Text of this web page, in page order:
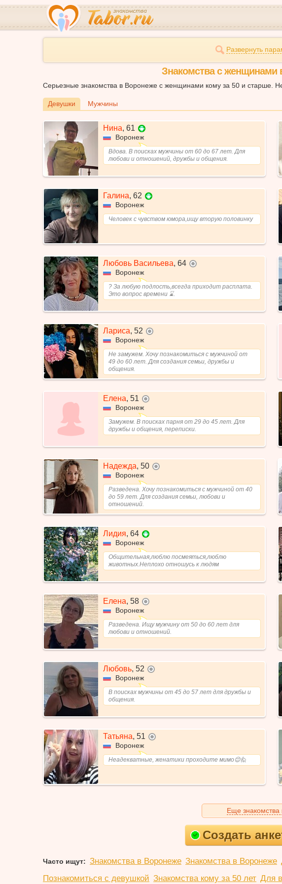
Развернуть
Знакомства с женщинами
Серьезные знакомства в Воронеже с женщинами кому за 50 и старше.
Девушки Мужчины
Нина, 61
Воронеж
Вдова. В поисках мужчины от 60 до 67 лет. Для
любови и отношений, дружбы и общения.
Галина, 62
Воронеж
Человек с чувством юмора,ищу вторую половинку
Любовь Васильева, 64
Воронеж
? За любую подлость,всегда приходит расплата.
Это вопрос времени ⌛.
Лариса, 52
Воронеж
Не замужем. Хочу познакомиться с мужчиной от
49 до 60 лет. Для создания семьи, дружбы и
общения.
Елена, 51
Воронеж
Замужем. В поисках парня от 29 до 45 лет. Для
дружбы и общения, переписки.
Надежда, 50
Воронеж
Разведена. Хочу познакомиться с мужчиной от 40
до 59 лет. Для создания семьи, любови и
отношений.
Лидия, 64
Воронеж
Общительная,люблю посмеяться,люблю
животных.Неплохо отношусь к людям
Елена, 58
Воронеж
Разведена. Ищу мужчину от 50 до 60 лет для
любови и отношений.
Любовь, 52
Воронеж
В поисках мужчины от 45 до 57 лет для дружбы и
общения.
Татьяна, 51
Воронеж
Неадекватные, женатики проходите мимо😌🙋
Еще знакомства
Создать
Часто ищут: Знакомства в Воронеже Знакомства в Воронеже
Познакомиться с девушкой Знакомства кому за 50 лет Для